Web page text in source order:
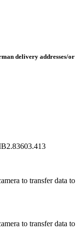
delivery addresses/or
to transfer data to
to transfer data to